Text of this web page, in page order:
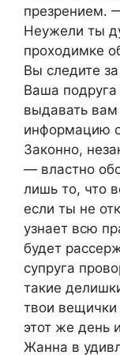
презрением.
Неужели ты
проходимке
Вы следите
Ваша подруга
выдавать
информацию
Законно,
— властно
лишь то, что
если ты не
узнает всю
будет
супруга
такие
твои
этот же день
Жанна в